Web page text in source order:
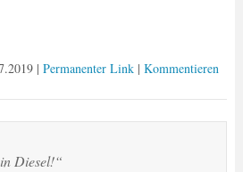
| Permanenter Link| Kommentieren
Diesel!“